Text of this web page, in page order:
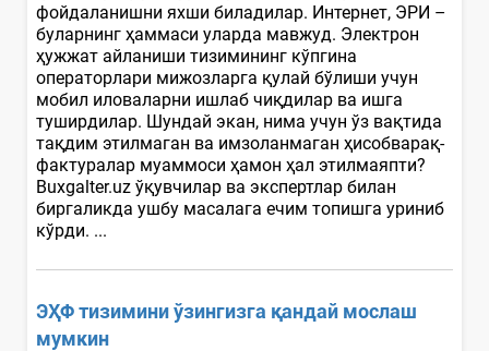
фойдаланишни яхши биладилар. Интернет, ЭРИ –
буларнинг ҳаммаси уларда мавжуд. Электрон
ҳужжат айланиши тизимининг кўпгина
операторлари мижозларга қулай бўлиши учун
мобил иловаларни ишлаб чиқдилар ва ишга
туширдилар. Шундай экан, нима учун ўз вақтида
тақдим этилмаган ва имзоланмаган ҳисобварақ-
фактуралар муаммоси ҳамон ҳал этилмаяпти?
Buxgalter.uz ўқувчилар ва экспертлар билан
биргаликда ушбу масалага ечим топишга уриниб
кўрди. ...
ЭҲФ тизимини ўзингизга қандай мослаш
мумкин